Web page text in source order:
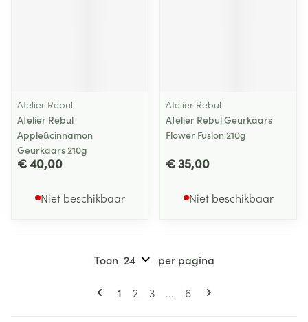
Atelier Rebul
Atelier Rebul
Apple&cinnamon
Geurkaars 210g
€ 40,00
Niet beschikbaar
Atelier Rebul
Atelier Rebul Geurkaars
Flower Fusion 210g
€ 35,00
Niet beschikbaar
Pagina's
U lees momenteel pagina
1 Pagina
2 Pagina
3 ... Pagina
6
Toon per pagina